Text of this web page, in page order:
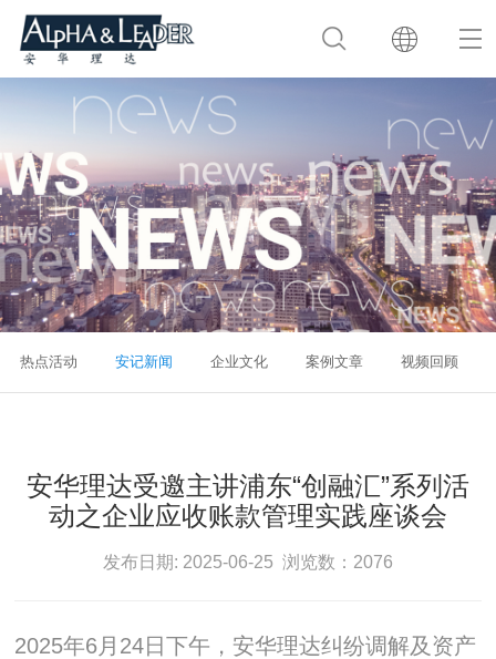
热点活动 安记新闻 企业文化 案例文章 视频回顾
安华理达受邀主讲浦东“创融汇”系列活
动之企业应收账款管理实践座谈会
发布日期: 2025-06-25 浏览数：2076
2025年6月24日下午，安华理达纠纷调解及资产